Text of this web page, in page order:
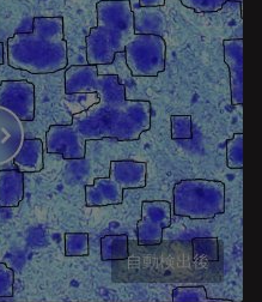
自動検出後